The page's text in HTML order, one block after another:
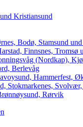
Kristiansund
Bodø, Stamsund
Finnsnes, Tromsø
(Nordkap),
Berlevåg
Hammerfest,
Stokmarkenes, Svolvær,
Rørvik